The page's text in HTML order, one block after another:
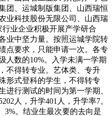
团、运城制版集团、山西瑞恒
业科技股份无限公司、山西瑞
业企业积极开展产学研合
业中坚力量。按照运城学院转
点要求，只能申请一次。各专
人数的10%。入学未满一学期
不得转专业。艺体类、专升
形式登科的学生，不得转专
进行测试的时间为第一学期、
人，升学401人，升学率7。
3%。结业生最次要的去向是